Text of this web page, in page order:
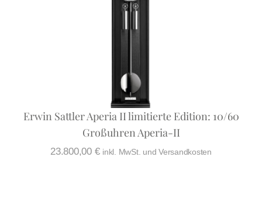
Erwin Sattler Aperia II limitierte Edition: 10/60
Großuhren Aperia-II
23.800,00 € inkl. MwSt. und Versandkosten